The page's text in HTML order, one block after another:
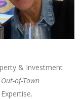
& Investment
Out-of-Town